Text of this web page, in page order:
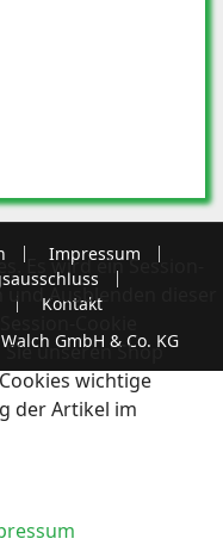
Impressum
Kontakt
GmbH & Co. KG
Es wird ein Session-
Ausblenden dieser
Cookie
unseren Shop
wichtige
der Artikel im